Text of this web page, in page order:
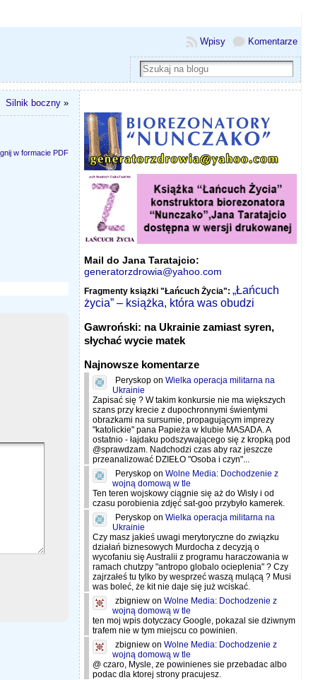
Komentarze
Wpisy
Silnik boczny »
w formacie PDF
Mail do Jana Taratajcio:
generatorzdrowia@yahoo.com
Fragmenty książki "Łańcuch Życia": „Łańcuch
życia” – książka, która was obudzi
Gawroński: na Ukrainie zamiast syren,
słychać wycie matek
Najnowsze komentarze
Peryskop onWielka operacja militarna na
Ukrainie
Zapisać się ? W takim konkursie nie ma większych
szans przy krecie z dupochronnymi świentymi
obrazkami na sursumie, propagującym imprezy
"katolickie" pana Papieża w klubie MASADA. A
ostatnio - łajdaku podszywającego się z kropką pod
@sprawdzam. Nadchodzi czas aby raz jeszcze
przeanalizować DZIEŁO "Osoba i czyn"...
Peryskop onWolne Media: Dochodzenie z
wojną domową w tle
Ten teren wojskowy ciągnie się aż do Wisły i od
czasu porobienia zdjęć sat-goo przybyło kamerek.
Peryskop onWielka operacja militarna na
Ukrainie
Czy masz jakieś uwagi merytoryczne do związku
działań biznesowych Murdocha z decyzją o
wycofaniu się Australii z programu haraczowania w
ramach chutzpy "antropo globalo ocieplenia" ? Czy
zajrzałeś tu tylko by wesprzeć waszą mulącą ? Musi
was boleć, że kit nie daje się już wciskać.
zbigniew onWolne Media: Dochodzenie z
wojną domową w tle
ten moj wpis dotyczacy Google, pokazal sie dziwnym
trafem nie w tym miejscu co powinien.
zbigniew onWolne Media: Dochodzenie z
wojną domową w tle
@ czaro, Mysle, ze powinienes sie przebadac albo
podac dla ktorej strony pracujesz.